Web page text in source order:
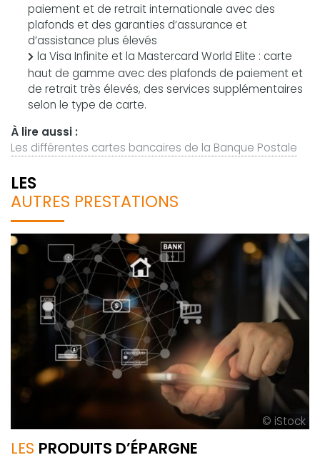
paiement et de retrait internationale avec des
plafonds et des garanties d’assurance et
d’assistance plus élevés
la Visa Infinite et la Mastercard World Elite : carte
haut de gamme avec des plafonds de paiement et
de retrait très élevés, des services supplémentaires
selon le type de carte.
À lire aussi :
Les différentes cartes bancaires de la Banque Postale
LES
AUTRES PRESTATIONS
© iStock
LES PRODUITS D’ÉPARGNE